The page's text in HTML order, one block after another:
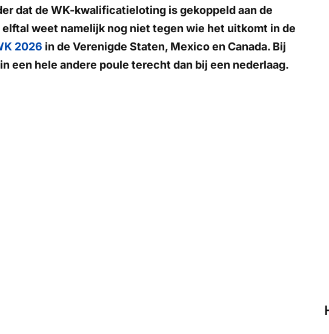
dat de WK-kwalificatieloting is gekoppeld aan de
weet namelijk nog niet tegen wie het uitkomt in de
2026 in de Verenigde Staten, Mexico en Canada. Bij
een hele andere poule terecht dan bij een nederlaag.